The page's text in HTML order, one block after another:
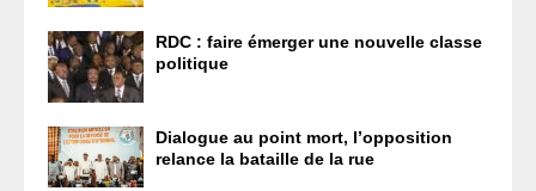
RDC : faire émerger une nouvelle classe
politique
Dialogue au point mort, l’opposition
relance la bataille de la rue